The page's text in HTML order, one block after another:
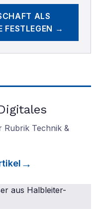
ALS
FESTLEGEN →
Rubrik Technik &